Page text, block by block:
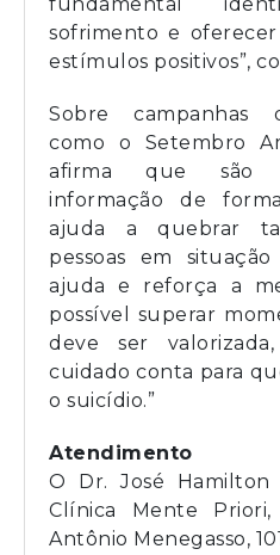
sofrimento e
estímulos positivos”,
Sobre campanhas
como o Setembro
afirma que são
informação de
ajuda a quebrar
pessoas em
ajuda e reforça a
possível superar
deve ser
cuidado conta para
o suicídio.”
Atendimento
O Dr. José
Clínica Mente
Antônio Menegasso,